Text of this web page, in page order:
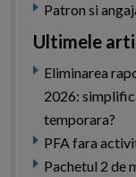
Patron si
Ultimele
Eliminarea
2026:
temporara?
PFA fara
Pachetul 2 de